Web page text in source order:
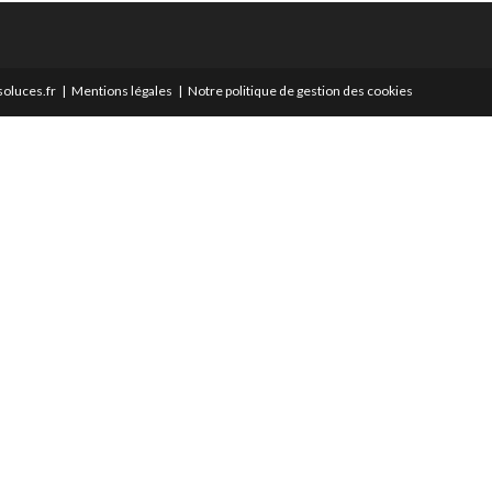
Mentions légales Notre politique de gestion des cookies